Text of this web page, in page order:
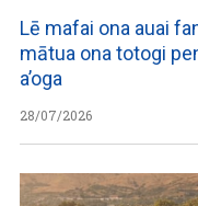
Lē mafai ona auai
mātua ona totogi
a’oga
28/07/2026